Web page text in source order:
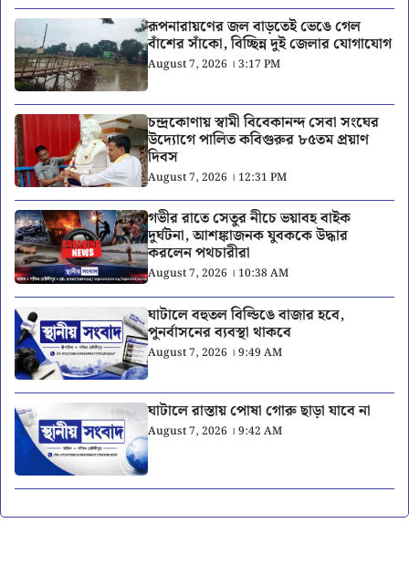
রূপনারায়ণের জল বাড়তেই ভেঙে গেল
বাঁশের সাঁকো, বিচ্ছিন্ন দুই জেলার যোগাযোগ
August 7, 2026 । 3:17 PM
চন্দ্রকোণায় স্বামী বিবেকানন্দ সেবা সংঘের
উদ্যোগে পালিত কবিগুরুর ৮৫তম প্রয়াণ
দিবস
August 7, 2026 । 12:31 PM
গভীর রাতে সেতুর নীচে ভয়াবহ বাইক
দুর্ঘটনা, আশঙ্কাজনক যুবককে উদ্ধার
করলেন পথচারীরা
August 7, 2026 । 10:38 AM
ঘাটালে বহুতল বিল্ডিঙে বাজার হবে,
পুনর্বাসনের ব্যবস্থা থাকবে
August 7, 2026 । 9:49 AM
ঘাটালে রাস্তায় পোষা গোরু ছাড়া যাবে না
August 7, 2026 । 9:42 AM